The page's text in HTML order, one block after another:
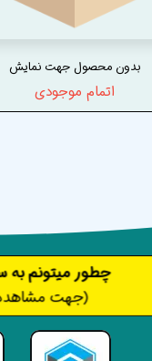
بدون محصول جهت نمایش
اتمام موجودی
​​​چطور میتونم به
(جهت مشاهده